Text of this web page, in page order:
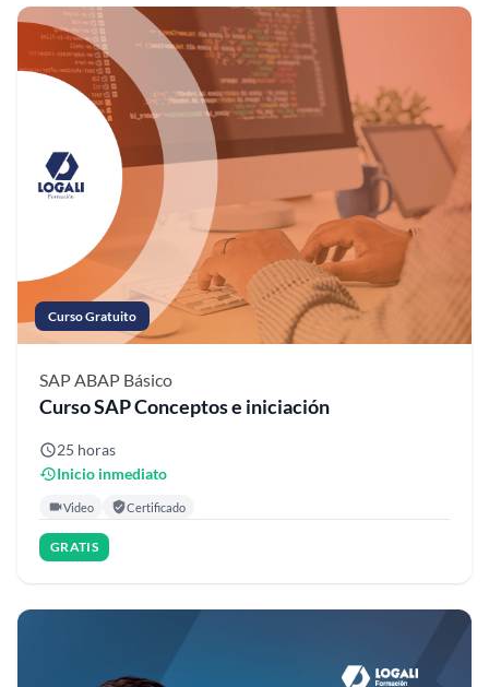
Curso Gratuito
SAP ABAP Básico
Curso SAP Conceptos e iniciación
25 horas
Inicio inmediato
Video Certificado
GRATIS